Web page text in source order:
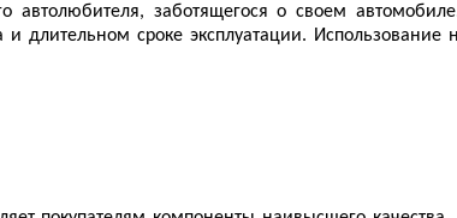
автолюбителя, заботящегося о своем
длительном сроке эксплуатации. Использование